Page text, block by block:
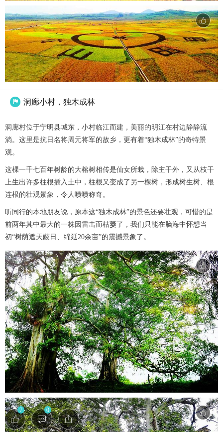
 洞廊小村，独木成林
洞廊村位于宁明县城东，小村临江而建，美丽的明江在村边静静流
淌。这里是抗日名将周元将军的故乡，更有着“独木成林”的奇特景
观。
这棵一千七百年树龄的大榕树相传是仙女所栽，除主干外，又从枝干
上生出许多柱根插入土中，柱根又变成了另一棵树，形成树生树、根
连根的壮观景象，令人啧啧称奇。
听同行的本地朋友说，原本这“独木成林”的景色还要壮观，可惜的是
前两年其中最大的一株因雷击而枯萎了，我们只能在脑海中怀想当
初“树荫遮天蔽日、绵延20余亩”的震撼景象了。
7 0